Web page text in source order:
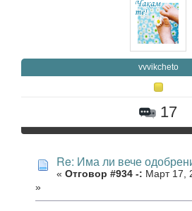
vvvikcheto
17
Re: Има ли вече
« Отговор #934 -: Март 17,
»